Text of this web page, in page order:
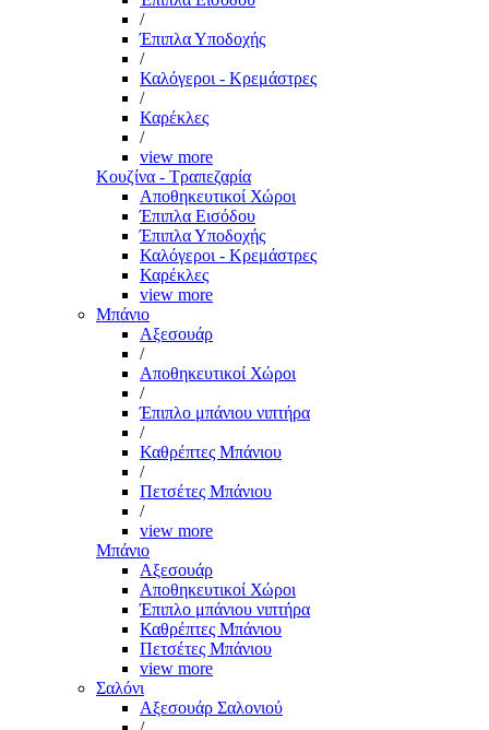
/
Έπιπλα Υποδοχής
/
Καλόγεροι - Κρεμάστρες
/
Καρέκλες
/
view more
Κουζίνα - Τραπεζαρία
Αποθηκευτικοί Χώροι
Έπιπλα Εισόδου
Έπιπλα Υποδοχής
Καλόγεροι - Κρεμάστρες
Καρέκλες
view more
Μπάνιο
Αξεσουάρ
/
Αποθηκευτικοί Χώροι
/
Έπιπλο μπάνιου νιπτήρα
/
Καθρέπτες Μπάνιου
/
Πετσέτες Μπάνιου
/
view more
Μπάνιο
Αξεσουάρ
Αποθηκευτικοί Χώροι
Έπιπλο μπάνιου νιπτήρα
Καθρέπτες Μπάνιου
Πετσέτες Μπάνιου
view more
Σαλόνι
Αξεσουάρ Σαλονιού